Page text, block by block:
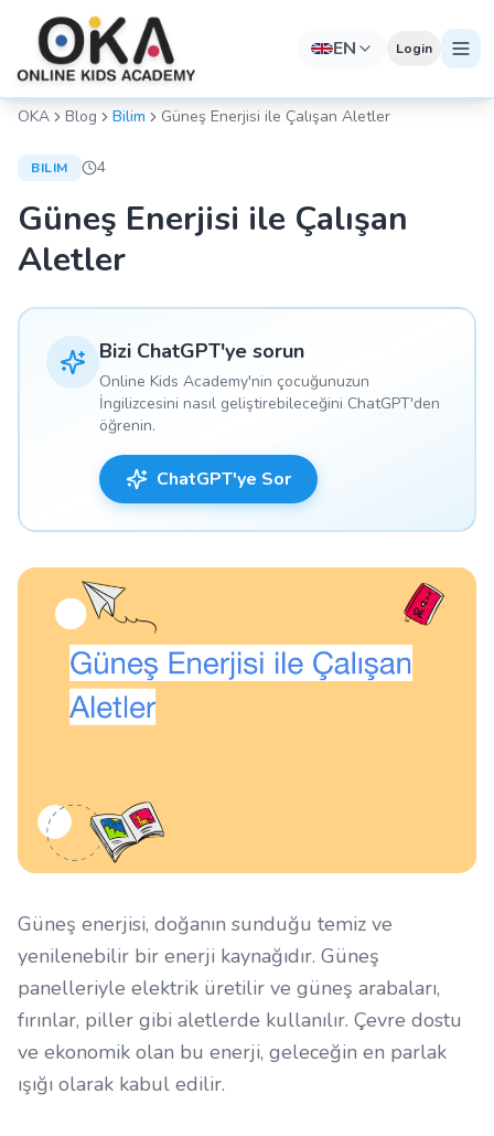
EN Login
OKA Blog Bilim Güneş Enerjisi ile Çalışan Aletler
BILIM 4
Güneş Enerjisi ile Çalışan
Aletler
Bizi ChatGPT'ye sorun
Online Kids Academy'nin çocuğunuzun
İngilizcesini nasıl geliştirebileceğini ChatGPT'den
öğrenin.
ChatGPT'ye Sor
Güneş enerjisi, doğanın sunduğu temiz ve
yenilenebilir bir enerji kaynağıdır. Güneş
panelleriyle elektrik üretilir ve güneş arabaları,
fırınlar, piller gibi aletlerde kullanılır. Çevre dostu
ve ekonomik olan bu enerji, geleceğin en parlak
ışığı olarak kabul edilir.